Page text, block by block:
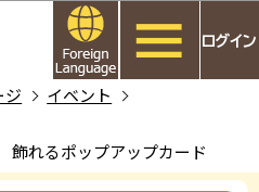
の本文へ移動
ジ
イベント
れるポップアップカード